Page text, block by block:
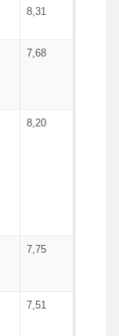
8,31
7,68
8,20
7,75
7,51